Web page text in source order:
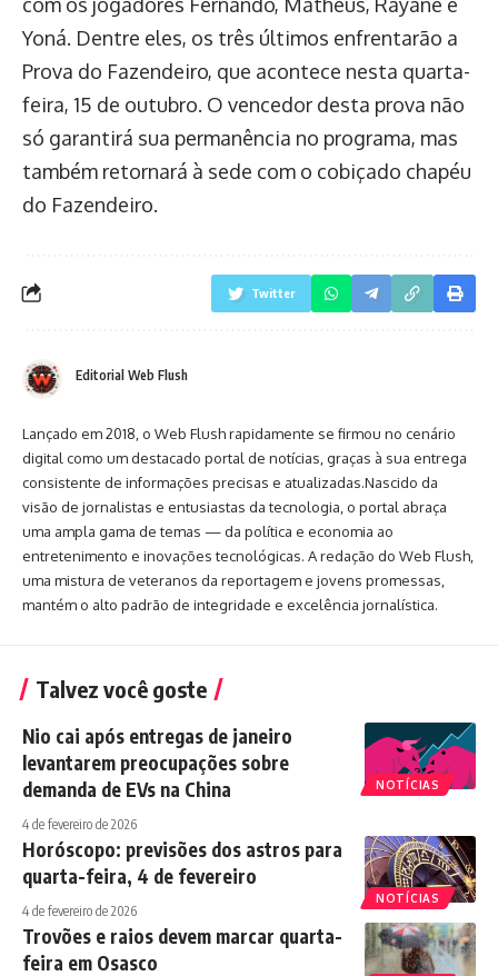
Yoná. Dentre eles, os três últimos enfrentarão a
Prova do Fazendeiro, que acontece nesta quarta-
feira, 15 de outubro. O vencedor desta prova não
só garantirá sua permanência no programa, mas
também retornará à sede com o cobiçado chapéu
do Fazendeiro.
Twitter
Editorial Web Flush
Lançado em 2018, o Web Flush rapidamente se firmou no cenário
digital como um destacado portal de notícias, graças à sua entrega
consistente de informações precisas e atualizadas.Nascido da
visão de jornalistas e entusiastas da tecnologia, o portal abraça
uma ampla gama de temas — da política e economia ao
entretenimento e inovações tecnológicas. A redação do Web Flush,
uma mistura de veteranos da reportagem e jovens promessas,
mantém o alto padrão de integridade e excelência jornalística.
Talvez você goste
NOTÍCIAS
Nio cai após entregas de janeiro
levantarem preocupações sobre
demanda de EVs na China
4 de fevereiro de 2026
NOTÍCIAS
Horóscopo: previsões dos astros para
quarta-feira, 4 de fevereiro
4 de fevereiro de 2026
Trovões e raios devem marcar quarta-
feira em Osasco